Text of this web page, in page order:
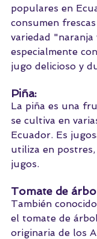
populares en
consumen
variedad "naranja
especialmente
jugo delicioso y
Piña:
La piña es una
se cultiva en
Ecuador. Es
utiliza en postres,
jugos.
Tomate de
También
el tomate de
originaria de los